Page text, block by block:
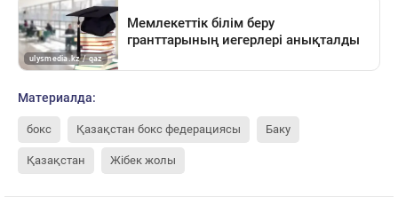
Материалда:
бокс Қазақстан бокс федерациясы Баку
Қазақстан Жібек жолы